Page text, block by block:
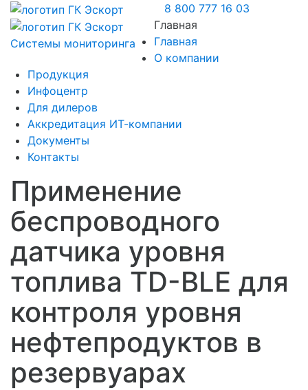
Системы мониторинга
8 800 777 16 03
Главная
Главная
О компании
Продукция
Инфоцентр
Для дилеров
Аккредитация ИТ-компании
Документы
Контакты
Применение
беспроводного
датчика уровня
топлива TD-BLE для
контроля уровня
нефтепродуктов в
резервуарах